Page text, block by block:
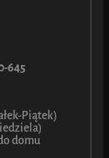
645
Piątek)
domu